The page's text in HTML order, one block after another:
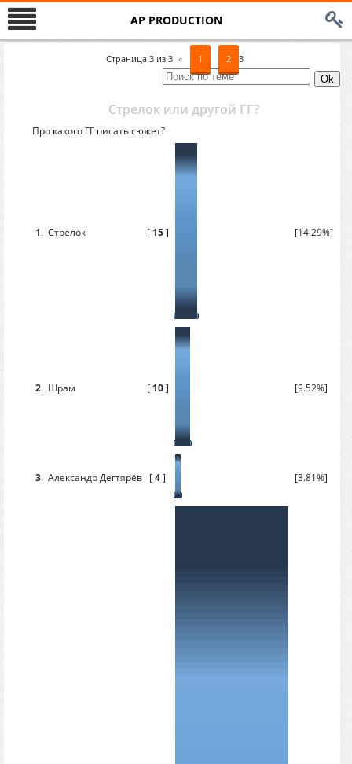
AP PRODUCTION
Страница 3 из 3 « 1 2 3
Стрелок или другой ГГ?
Про какого ГГ писать сюжет?
1. Стрелок [ 15] [14.29%]
2. Шрам [ 10] [9.52%]
3. Александр Дегтярёв [4] [3.81%]